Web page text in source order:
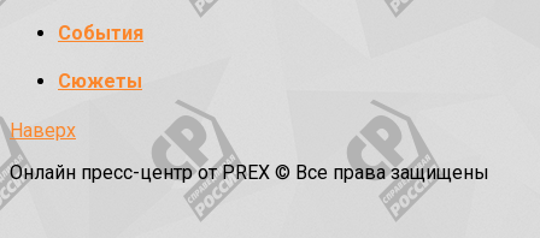
События
Сюжеты
Наверх
Онлайн пресс-центр от PREX © Все права защищены